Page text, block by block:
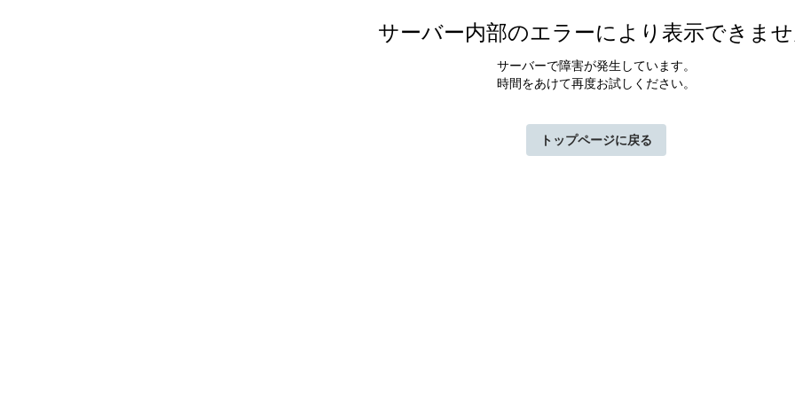
サーバー内部のエラーにより表示できま
サーバーで障害が発生しています。
時間をあけて再度お試しください。
トップページに戻る